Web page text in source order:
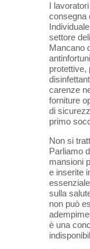
I
consegna
settore
Mancano
protettive,
carenze
forniture
di
primo
Non si
Parliamo
mansioni
e inserite
sulla
non può
è una